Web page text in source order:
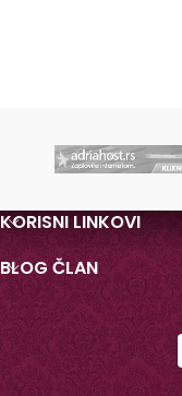
KORISNI LINKOVI
BLOG ČLAN